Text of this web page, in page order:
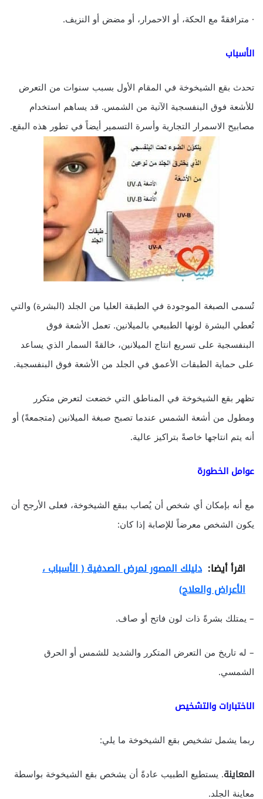
· مترافقةً مع الحكة، أو الاحمرار، أو مضض أو النزيف.
الأسباب
تحدث بقع الشيخوخة في المقام الأول بسبب سنوات من التعرض
للأشعة فوق البنفسجية الآتية من الشمس. قد يساهم استخدام
مصابيح الاسمرار التجارية وأسرة التسمير أيضاً في تطور هذه البقع.
تُسمى الصبغة الموجودة في الطبقة العليا من الجلد (البشرة) والتي
تُعطي البشرة لونها الطبيعي بالميلانين. تعمل الأشعة فوق
البنفسجية على تسريع انتاج الميلانين، خالقةً السمار الذي يساعد
على حماية الطبقات الأعمق في الجلد من الأشعة فوق البنفسجية.
تظهر بقع الشيخوخة في المناطق التي خضعت لتعرض متكرر
ومطول من أشعة الشمس عندما تصبح صبغة الميلانين (متجمعةً) أو
أنه يتم انتاجها خاصةً بتراكيز عالية.
عوامل الخطورة
مع أنه بإمكان أي شخص أن يُصاب ببقع الشيخوخة، فعلى الأرجح أن
يكون الشخص معرضاً للإصابة إذا كان:
اقرأ أيضا: دليلك المصور لمرض الصدفية ( الأسباب ،
الأعراض والعلاج)
– يمتلك بشرةً ذات لون فاتح أو صاف.
– له تاريخ من التعرض المتكرر والشديد للشمس أو الحرق
الشمسي.
الاختبارات والتشخيص
ربما يشمل تشخيص بقع الشيخوخة ما يلي:
المعاينة. يستطيع الطبيب عادةً أن يشخص بقع الشيخوخة بواسطة
معاينة الجلد.